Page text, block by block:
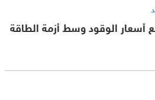
أسعار الوقود وسط أزمة الطاقة